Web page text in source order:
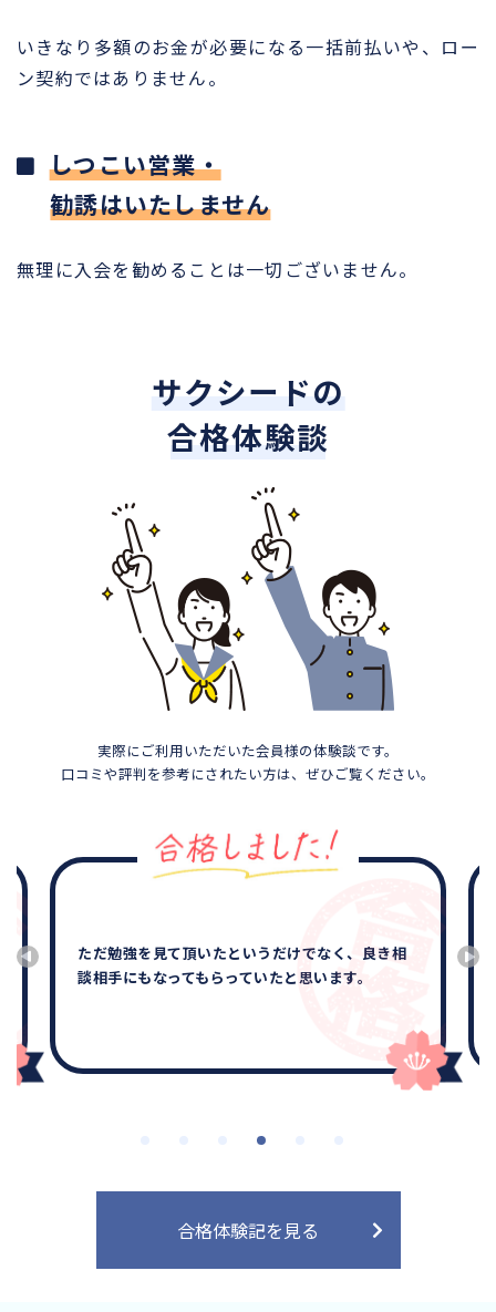
いきなり多額のお金が必要になる一括前払いや、ロー
ン契約ではありません。
しつこい営業・
勧誘はいたしません
無理に入会を勧めることは一切ございません。
サクシードの
合格体験談
実際にご利用いただいた会員様の体験談です。
口コミや評判を参考にされたい方は、ぜひご覧ください。
ただ勉強を見て頂いたというだけでなく、良き相
談相手にもなってもらっていたと思います。
合格体験記を見る